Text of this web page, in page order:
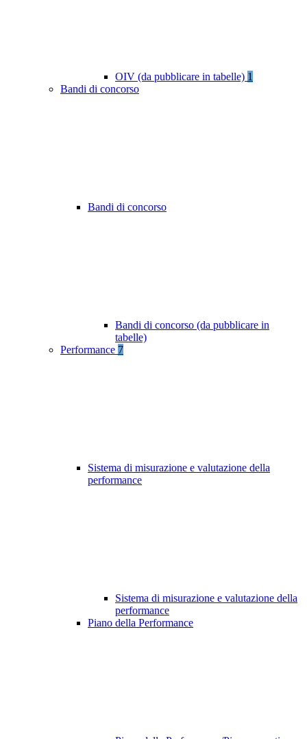
OIV (da pubblicare in tabelle) 1
Bandi di concorso
Bandi di concorso
Bandi di concorso (da pubblicare in
tabelle)
Performance 7
Sistema di misurazione e valutazione della
performance
Sistema di misurazione e valutazione della
performance
Piano della Performance